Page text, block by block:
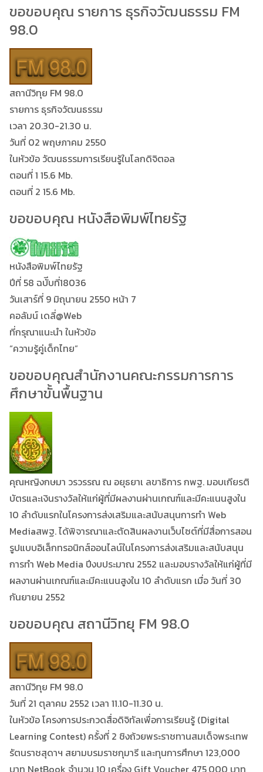
ขอขอบคุณ รายการ ธุรกิจวัฒนธรรม FM
98.0
สถานีวิทุย FM 98.0
รายการ ธุรกิจวัฒนธรรม
เวลา 20.30-21.30 น.
วันที่ 02 พฤษภาคม 2550
ในหัวข้อ วัฒนธรรมการเรียนรู้ในโลกดิจิตอล
ตอนที่ 1 15.6 Mb.
ตอนที่ 2 15.6 Mb.
ขอขอบคุณ หนังสือพิมพ์ไทยรัฐ
หนังสือพิมพ์ไทยรัฐ
ปีที่ 58 ฉบัีบที่18036
วันเสาร์ที่ 9 มิถุนายน 2550 หน้า 7
คอลัมน์ เดลี่@Web
ที่กรุณาแนะนำ ในหัวข้อ
“ความรู้คู่เด็กไทย”
ขอขอบคุณสำนักงานคณะกรรมการการ
ศึกษาขั้นพื้นฐาน
คุณหญิงกษมา วรวรรณ ณ อยุธยาเ ลขาธิการ กพฐ. มอบเกียรติ
บัตรและเงินรางวัลให้แก่ผู้ที่มีผลงานผ่านเกณฑ์และมีคะแนนสูงใน
10 ลำดับแรกในโครงการส่งเสริมและสนับสนุนการทำ Web
Mediaสพฐ. ได้พิจารณาและตัดสินผลงานเว็บไซต์ที่มีสื่อการสอน
รูปแบบอิเล็กทรอนิกส์ออนไลน์ในโครงการส่งเสริมและสนับสนุน
การทำ Web Media ปีงบประมาณ 2552 และมอบรางวัลให้แก่ผู้ที่มี
ผลงานผ่านเกณฑ์และมีคะแนนสูงใน 10 ลำดับแรก เมื่อ วันที่ 30
กันยายน 2552
ขอขอบคุณ สถานีวิทยุ FM 98.0
สถานีวิทุย FM 98.0
วันที่ 21 ตุลาคม 2552 เวลา 11.10-11.30 น.
ในหัวข้อ โครงการประกวดสื่อดิจิทัลเพื่อการเรียนรู้ (Digital
Learning Contest) ครั้งที่ 2 ชิงถ้วยพระราชทานสมเด็จพระเทพ
รัตนราชสุดาฯ สยามบรมราชกุมารี และทุนการศึกษา 123,000
บาท NetBook จำนวน 10 เครื่อง Gift Voucher 475,000 บาท